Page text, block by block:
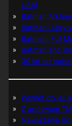
USA)
Batman
Batman i
Batman: Full
Batman and
30 lat od
Powrót do lat
Z archiwum
Nawiązania do